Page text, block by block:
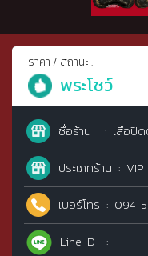
ราคา / สถานะ :
พระโชว์
ชื่อร้าน
เสือปิ
ประเภทร้าน
VIP
เบอร์โทร
094-
Line ID